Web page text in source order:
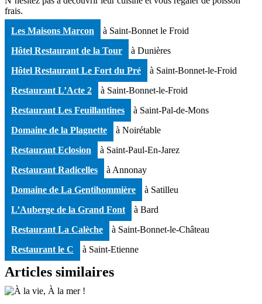
frais.
Les Maisons Marcon
à Saint-Bonnet le Froid
Hôtel Restaurant de la Tour
à Dunières
Hôtel Restaurant Le Fort du Pré
à Saint-Bonnet-le-Froid
Restaurant L’Acte 2
à Saint-Bonnet-le-Froid
Restaurant Les Feuillantines
à Saint-Pal-de-Mons
Domaine de la Plagnette
à Noirétable
Restaurant Eclosion
à Saint-Paul-En-Jarez
Restaurant Radicelles
à Annonay
Domaine de La Gentihommière
à Satilleu
L’Auberge de la Grand Font
à Bard
Restaurant La Calèche
à Saint-Bonnet-le-Château
Restaurant le C
à Saint-Etienne
Articles similaires